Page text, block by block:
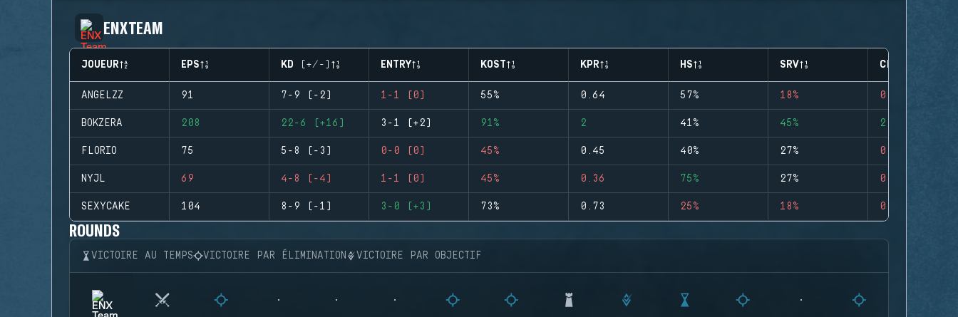
ENX TEAM
JOUEUR EPS KD (+/-) ENTRY KOST KPR HS SRV CLUTCHES
ANGELZZ 91 7-9 (-2) 1-1 (0) 55% 0.64 57% 18% 0
BOKZERA 208 22-6 (+16) 3-1 (+2) 91% 2 41% 45% 2
FLORIO 75 5-8 (-3) 0-0 (0) 45% 0.45 40% 27% 0
NYJL 69 4-8 (-4) 1-1 (0) 45% 0.36 75% 27% 0
SEXYCAKE 104 8-9 (-1) 3-0 (+3) 73% 0.73 25% 18% 0
ROUNDS
VICTOIRE AU TEMPS VICTOIRE PAR ÉLIMINATION VICTOIRE PAR OBJECTIF